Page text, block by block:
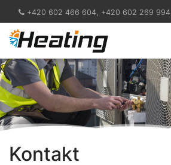
+420 602 466 604, +420 602 269 994
Kontakt